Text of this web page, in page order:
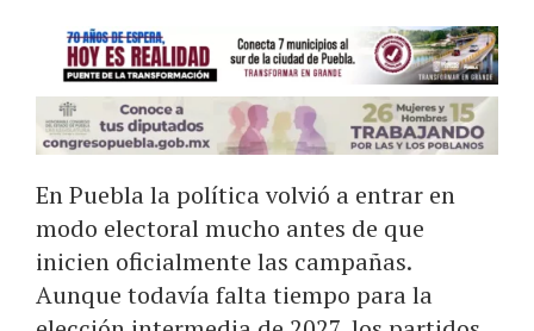
En Puebla la política volvió a entrar en
modo electoral mucho antes de que
inicien oficialmente las campañas.
Aunque todavía falta tiempo para la